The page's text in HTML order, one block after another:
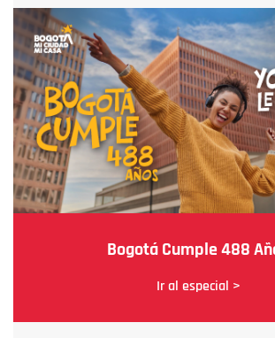
Bogotá Cumple 488
Ir al especial >